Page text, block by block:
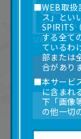
作品
ガンダ
■WEB取扱
ス」とい
SPIRITS
する全て
ているわ
部または
合があり
■本サービ
に含まれ
下「画像
の他一切
の許諾を